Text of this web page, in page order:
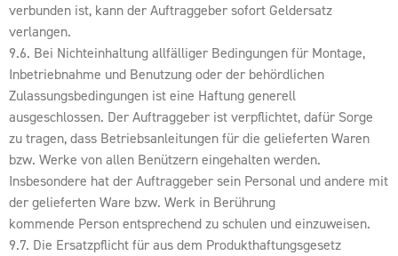
verbunden ist, kann der Auftraggeber sofort Geldersatz
verlangen.
9.6. Bei Nichteinhaltung allfälliger Bedingungen für Montage,
Inbetriebnahme und Benutzung oder der behördlichen
Zulassungsbedingungen ist eine Haftung generell
ausgeschlossen. Der Auftraggeber ist verpflichtet, dafür Sorge
zu tragen, dass Betriebsanleitungen für die gelieferten Waren
bzw. Werke von allen Benützern eingehalten werden.
Insbesondere hat der Auftraggeber sein Personal und andere mit
der gelieferten Ware bzw. Werk in Berührung
kommende Person entsprechend zu schulen und einzuweisen.
9.7. Die Ersatzpflicht für aus dem Produkthaftungsgesetz